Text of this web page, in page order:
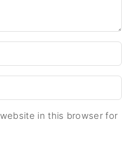
in this browser for